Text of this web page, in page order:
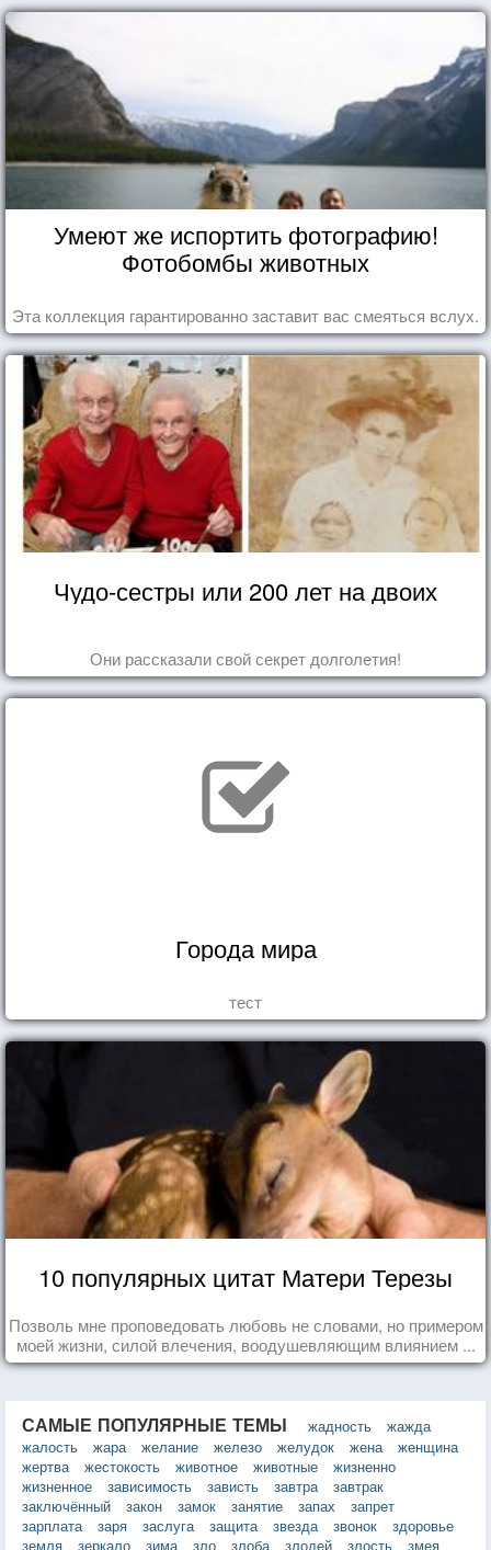
Умеют же испортить фотографию!
Фотобомбы животных
Эта коллекция гарантированно заставит вас смеяться вслух.
Чудо-сестры или 200 лет на двоих
Они рассказали свой секрет долголетия!
Города мира
тест
10 популярных цитат Матери Терезы
Позволь мне проповедовать любовь не словами, но примером
моей жизни, силой влечения, воодушевляющим влиянием ...
САМЫЕ ПОПУЛЯРНЫЕ ТЕМЫ жадность
жажда
жалость
жара желание железо желудок жена
женщина
жертва
жестокость животное животные
жизненно
жизненное
зависимость зависть завтра
завтрак
заключённый
закон замок занятие запах
запрет
зарплата
заря заслуга защита звезда звонок
здоровье
земля
зеркало зима зло злоба злодей злость змея